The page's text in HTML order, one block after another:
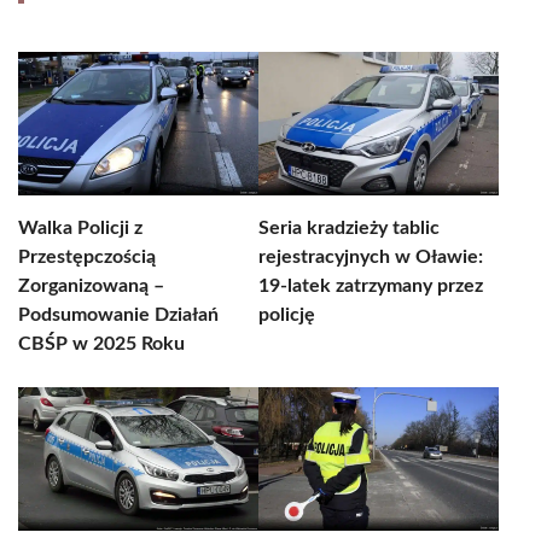
Walka Policji z
Przestępczością
Zorganizowaną –
Podsumowanie Działań
CBŚP w 2025 Roku
Seria kradzieży tablic
rejestracyjnych w Oławie:
19-latek zatrzymany przez
policję